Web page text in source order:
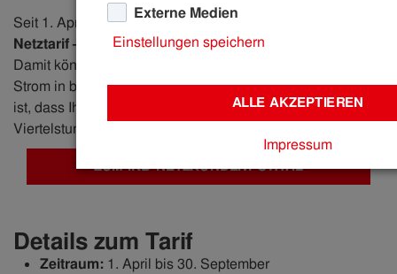
Seit 1. April 2026 gibt eseinen neuen vergünstigten
Netztarif – der Sommer-Nieder-Arbeitspreis (SNAP)
Damit können Sie Ihre Netzkosten senken, wenn Sie
Strom in bestimmten Zeiten nutzen. Voraussetzung dafür
ist, dass Ihr Smart Meter den Stromverbrauch in
Viertelstundenenergiewerten misst und übermittelt.
ZUM IKB-NETZKUNDENPORTAL
Details zum Tarif
Zeitraum: 1. April bis 30. September
Externe Medien
Einstellungen speichern
ALLE AKZEPTIEREN
Impressum